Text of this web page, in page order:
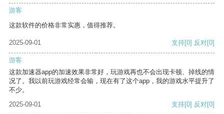
游客
这款软件的价格非常实惠，值得推荐。
2025-09-01 支持[0] 反对[0]
游客
这款加速器app的加速效果非常好，玩游戏再也不会出现卡顿、掉线的情
况了。我以前玩游戏经常会输，现在有了这个app，我的游戏水平提升了
不少。
2025-09-01
支持[0] 反对[0]